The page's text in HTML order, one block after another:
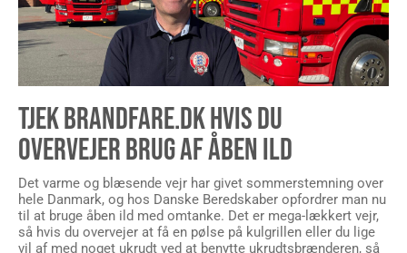
TJEK BRANDFARE.DK HVIS DU
OVERVEJER BRUG AF ÅBEN ILD
Det varme og blæsende vejr har givet sommerstemning over
til at bruge åben ild med omtanke. Det er mega-lækkert vejr,
så hvis du overvejer at få en pølse på kulgrillen eller du lige
vil af med noget ukrudt ved at benytte ukrudtsbrænderen, så
opfordrer Danske Beredskaber […]